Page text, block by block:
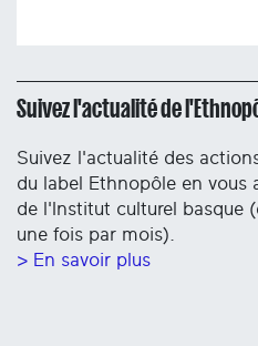
Suivez l'actualité de
Suivez l'actualité des
du label Ethnopôle en vous
de l'Institut culturel basque
une fois par mois).
> En savoir plus